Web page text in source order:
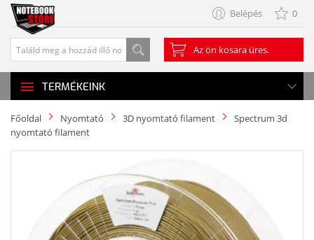
Belépés 0
Az ön kosara üres.
TERMÉKEINK
Főoldal Nyomtató 3D nyomtató filament
Spectrum 3d
nyomtató filament